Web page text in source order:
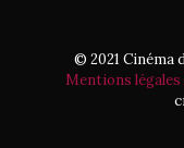
© 2021 Cinéma
Mentions